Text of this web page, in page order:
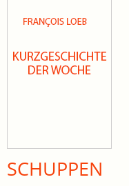
SCHUPPEN